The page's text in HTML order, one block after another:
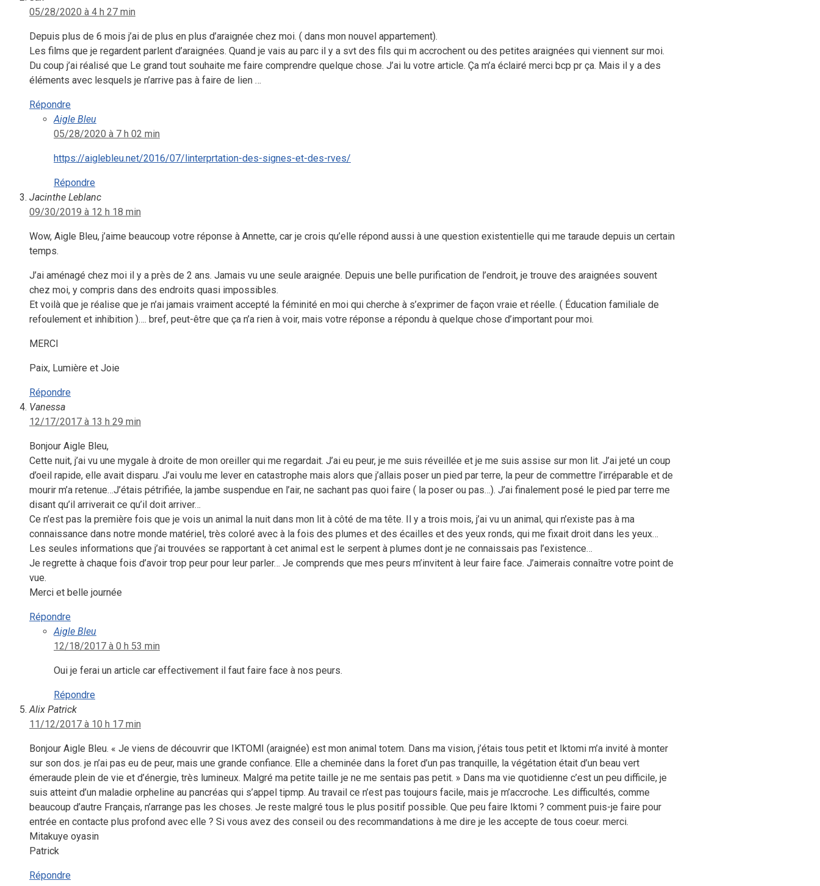
05/28/2020 à 4 h 27 min
Depuis plus de 6 mois j’ai de plus en plus d’araignée chez moi. ( dans mon nouvel appartement).
Les films que je regardent parlent d’araignées. Quand je vais au parc il y a svt des fils qui m accrochent ou des petites araignées qui viennent sur moi.
Du coup j’ai réalisé que Le grand tout souhaite me faire comprendre quelque chose. J’ai lu votre article. Ça m’a éclairé merci bcp pr ça. Mais il y a des
éléments avec lesquels je n’arrive pas à faire de lien …
Répondre
Aigle Bleu
05/28/2020 à 7 h 02 min
https://aiglebleu.net/2016/07/linterprtation-des-signes-et-des-rves/
Répondre
Jacinthe Leblanc
09/30/2019 à 12 h 18 min
Wow, Aigle Bleu, j’aime beaucoup votre réponse à Annette, car je crois qu’elle répond aussi à une question existentielle qui me taraude depuis un certain
temps.
J’ai aménagé chez moi il y a près de 2 ans. Jamais vu une seule araignée. Depuis une belle purification de l’endroit, je trouve des araignées souvent
chez moi, y compris dans des endroits quasi impossibles.
Et voilà que je réalise que je n’ai jamais vraiment accepté la féminité en moi qui cherche à s’exprimer de façon vraie et réelle. ( Éducation familiale de
refoulement et inhibition )…. bref, peut-être que ça n’a rien à voir, mais votre réponse a répondu à quelque chose d’important pour moi.
MERCI
Paix, Lumière et Joie
Répondre
Vanessa
12/17/2017 à 13 h 29 min
Bonjour Aigle Bleu,
Cette nuit, j’ai vu une mygale à droite de mon oreiller qui me regardait. J’ai eu peur, je me suis réveillée et je me suis assise sur mon lit. J’ai jeté un coup
d’oeil rapide, elle avait disparu. J’ai voulu me lever en catastrophe mais alors que j’allais poser un pied par terre, la peur de commettre l’irréparable et de
mourir m’a retenue…J’étais pétrifiée, la jambe suspendue en l’air, ne sachant pas quoi faire ( la poser ou pas…). J’ai finalement posé le pied par terre me
disant qu’il arriverait ce qu’il doit arriver…
Ce n’est pas la première fois que je vois un animal la nuit dans mon lit à côté de ma tête. Il y a trois mois, j’ai vu un animal, qui n’existe pas à ma
connaissance dans notre monde matériel, très coloré avec à la fois des plumes et des écailles et des yeux ronds, qui me fixait droit dans les yeux…
Les seules informations que j’ai trouvées se rapportant à cet animal est le serpent à plumes dont je ne connaissais pas l’existence…
Je regrette à chaque fois d’avoir trop peur pour leur parler… Je comprends que mes peurs m’invitent à leur faire face. J’aimerais connaître votre point de
vue.
Merci et belle journée
Répondre
Aigle Bleu
12/18/2017 à 0 h 53 min
Oui je ferai un article car effectivement il faut faire face à nos peurs.
Répondre
Alix Patrick
11/12/2017 à 10 h 17 min
Bonjour Aigle Bleu. « Je viens de découvrir que IKTOMI (araignée) est mon animal totem. Dans ma vision, j’étais tous petit et Iktomi m’a invité à monter
sur son dos. je n’ai pas eu de peur, mais une grande confiance. Elle a cheminée dans la foret d’un pas tranquille, la végétation était d’un beau vert
émeraude plein de vie et d’énergie, très lumineux. Malgré ma petite taille je ne me sentais pas petit. » Dans ma vie quotidienne c’est un peu difficile, je
suis atteint d’un maladie orpheline au pancréas qui s’appel tipmp. Au travail ce n’est pas toujours facile, mais je m’accroche. Les difficultés, comme
beaucoup d’autre Français, n’arrange pas les choses. Je reste malgré tous le plus positif possible. Que peu faire Iktomi ? comment puis-je faire pour
entrée en contacte plus profond avec elle ? Si vous avez des conseil ou des recommandations à me dire je les accepte de tous coeur. merci.
Mitakuye oyasin
Patrick
Répondre